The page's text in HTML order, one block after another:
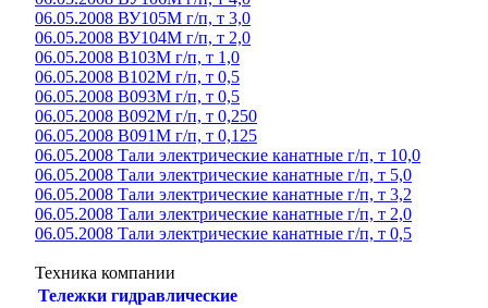
06.05.2008 ВУ105М г/п, т 3,0
06.05.2008 ВУ104М г/п, т 2,0
06.05.2008 В103М г/п, т 1,0
06.05.2008 В102М г/п, т 0,5
06.05.2008 В093М г/п, т 0,5
06.05.2008 В092М г/п, т 0,250
06.05.2008 В091М г/п, т 0,125
06.05.2008 Тали электрические канатные г/п, т 10,0
06.05.2008 Тали электрические канатные г/п, т 5,0
06.05.2008 Тали электрические канатные г/п, т 3,2
06.05.2008 Тали электрические канатные г/п, т 2,0
06.05.2008 Тали электрические канатные г/п, т 0,5
Техника компании
Тележки гидравлические